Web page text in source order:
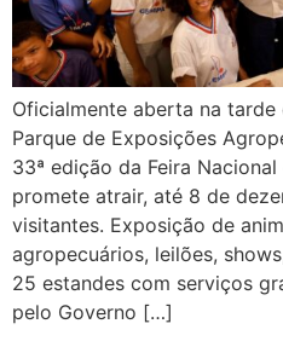
Oficialmente aberta na tarde
Parque de Exposições
33ª edição da Feira
promete atrair, até 8 de
visitantes. Exposição de
agropecuários, leilões,
25 estandes com serviços
pelo Governo […]